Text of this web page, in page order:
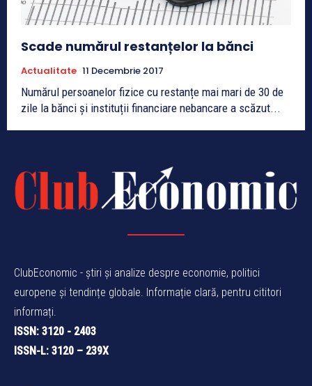
Scade numărul restanțelor la bănci
Actualitate 11 Decembrie 2017
Numărul persoanelor fizice cu restanțe mai mari de 30 de
zile la bănci și instituții financiare nebancare a scăzut...
ClubEconomic - știri și analize despre economie, politici
europene și tendințe globale. Informație clară, pentru cititori
informați.
ISSN: 3120 - 2403
ISSN-L: 3120 – 239X